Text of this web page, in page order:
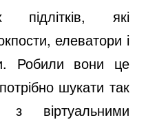
i
d
e
підлітків, які
елеватори і
Робили вони це
шукати так
з віртуальними